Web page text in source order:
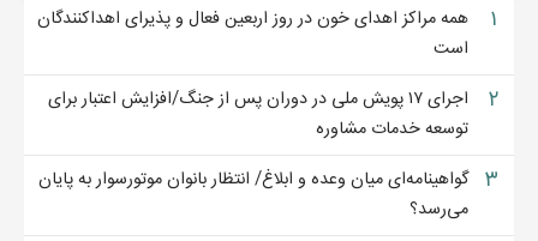
۱
همه مراکز اهدای خون در روز اربعین فعال و پذیرای اهداکنندگان
است
۲
اجرای ۱۷ پویش ملی در دوران پس از جنگ/افزایش اعتبار برای
توسعه خدمات مشاوره
۳ گواهینامه‌ای میان وعده و ابلاغ/ انتظار بانوان موتورسوار به پایان
می‌رسد؟